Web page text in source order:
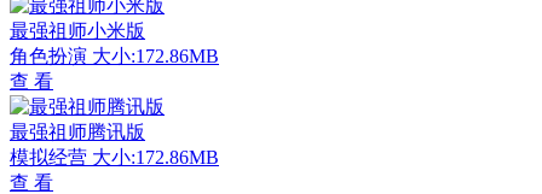
最强祖师小米版
角色扮演 大小:172.86MB
查 看
最强祖师腾讯版
模拟经营 大小:172.86MB
查 看